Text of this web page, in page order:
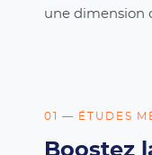
une dimension
01 — ÉTUDES
Boostez